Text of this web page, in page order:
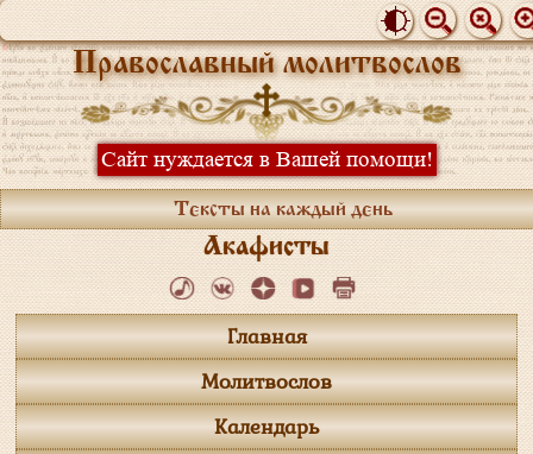
Православный молитвослов
Сайт нуждается в Вашей помощи!
Тексты на каждый день
Акафисты
Главная
Молитвослов
Календарь